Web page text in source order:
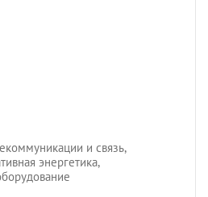
и связь,
энергетика,